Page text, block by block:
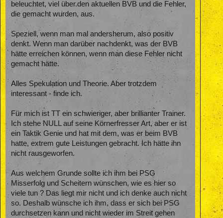
beleuchtet, viel über.den aktuellen BVB und die Fehler,
die gemacht wurden, aus.
Speziell, wenn man mal andersherum, also positiv
denkt. Wenn man darüber nachdenkt, was der BVB
hätte erreichen können, wenn man diese Fehler nicht
gemacht hätte.
Alles Spekulation und Theorie. Aber trotzdem
interessant - finde ich.
Für mich ist TT ein schwieriger, aber brillianter Trainer.
Ich stehe NULL auf seine Körnerfresser Art, aber er ist
ein Taktik Genie und hat mit dem, was er beim BVB
hatte, extrem gute Leistungen gebracht. Ich hätte ihn
nicht rausgeworfen.
Aus welchem Grunde sollte ich ihm bei PSG
Misserfolg und Scheitern wünschen, wie es hier so
viele tun ? Das liegt mir nicht und ich denke auch nicht
so. Deshalb wünsche ich ihm, dass er sich bei PSG
durchsetzen kann und nicht wieder im Streit gehen